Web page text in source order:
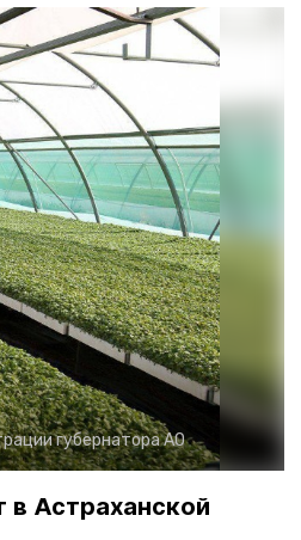
губернатора АО
Астраханской